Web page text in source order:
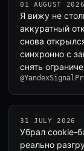
01 AUGUST 2026
Я вижу не
аккуратный
снова
синхронно с
снять
31 JULY 2026
Убрал cookie-
реально